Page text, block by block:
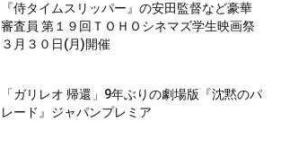
『侍タイムスリッパー』の安田監督など豪華
審査員 第１９回ＴＯＨＯシネマズ学生映画祭
３月３０日(月)開催
「ガリレオ 帰還」9年ぶりの劇場版『沈黙のパ
レード』ジャパンプレミア